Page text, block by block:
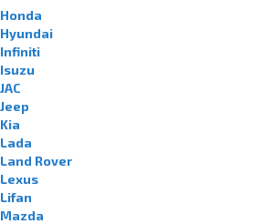
Honda
Hyundai
Infiniti
Isuzu
JAC
Jeep
Kia
Lada
Land Rover
Lexus
Lifan
Mazda